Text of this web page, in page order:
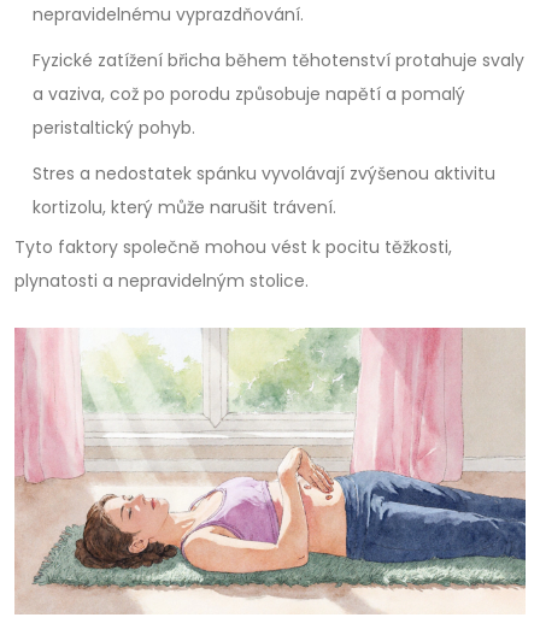
nepravidelnému vyprazdňování.
Fyzické zatížení břicha během těhotenství protahuje svaly
a vaziva, což po porodu způsobuje napětí a pomalý
peristaltický pohyb.
Stres a nedostatek spánku vyvolávají zvýšenou aktivitu
kortizolu, který může narušit trávení.
Tyto faktory společně mohou vést k pocitu těžkosti,
plynatosti a nepravidelným stolice.